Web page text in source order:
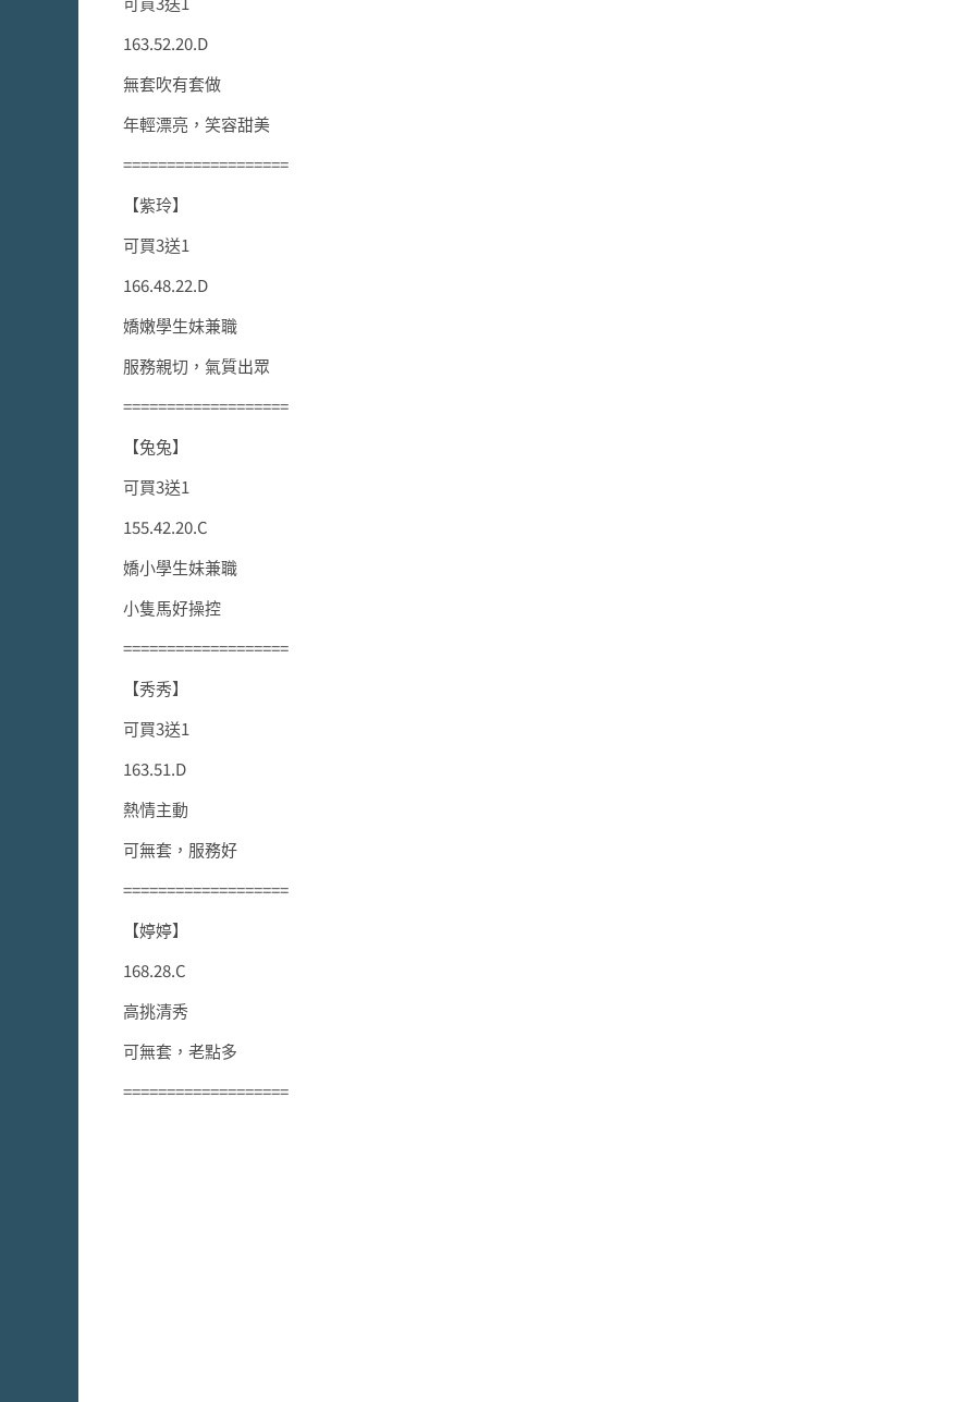
163.52.20.D
無套吹有套做
年輕漂亮，笑容甜美
===================
【紫玲】
可買3送1
166.48.22.D
嬌嫩學生妹兼職
服務親切，氣質出眾
===================
【兔兔】
可買3送1
155.42.20.C
嬌小學生妹兼職
小隻馬好操控
===================
【秀秀】
可買3送1
163.51.D
熱情主動
可無套，服務好
===================
【婷婷】
168.28.C
高挑清秀
可無套，老點多
===================